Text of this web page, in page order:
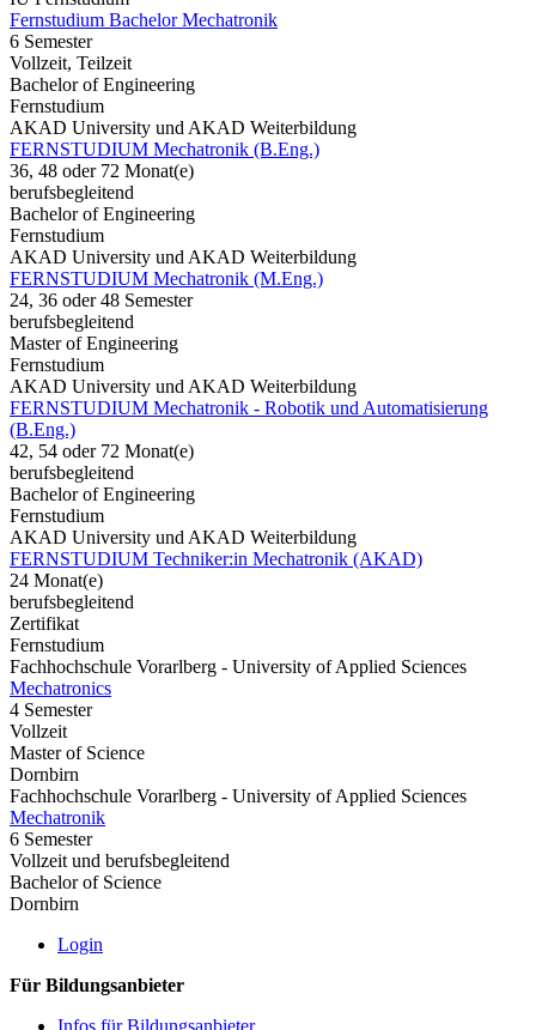
Fernstudium Bachelor Mechatronik
6 Semester
Vollzeit, Teilzeit
Bachelor of Engineering
Fernstudium
AKAD University und AKAD Weiterbildung
FERNSTUDIUM Mechatronik (B.Eng.)
36, 48 oder 72 Monat(e)
berufsbegleitend
Bachelor of Engineering
Fernstudium
AKAD University und AKAD Weiterbildung
FERNSTUDIUM Mechatronik (M.Eng.)
24, 36 oder 48 Semester
berufsbegleitend
Master of Engineering
Fernstudium
AKAD University und AKAD Weiterbildung
FERNSTUDIUM Mechatronik - Robotik und Automatisierung
(B.Eng.)
42, 54 oder 72 Monat(e)
berufsbegleitend
Bachelor of Engineering
Fernstudium
AKAD University und AKAD Weiterbildung
FERNSTUDIUM Techniker:in Mechatronik (AKAD)
24 Monat(e)
berufsbegleitend
Zertifikat
Fernstudium
Fachhochschule Vorarlberg - University of Applied Sciences
Mechatronics
4 Semester
Vollzeit
Master of Science
Dornbirn
Fachhochschule Vorarlberg - University of Applied Sciences
Mechatronik
6 Semester
Vollzeit und berufsbegleitend
Bachelor of Science
Dornbirn
Login
Für Bildungsanbieter